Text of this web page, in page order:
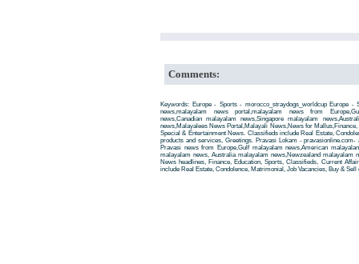
Comments:
Keywords: Europe - Sports - morocco_straydogs_worldcup Europe -
news,malayalam news portal,malayalam news from
news,Canadian malayalam news,Singapore malayalam
news,Malayalees News Portal,Malayali News,News for
Special & Entertainment News. Classifieds include Real Estate,
products and services, Greetings. Pravasi Lokam -
Pravasi news from Europe,Gulf malayalam news,American
malayalam news, Australia malayalam news,Newzealand malayalam
News headlines, Finance, Education, Sports, Classifieds, Current
include Real Estate, Condolence, Matrimonial, Job Vacancies, Buy &